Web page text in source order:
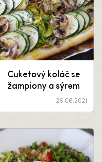
Cuketový koláč se
žampiony a sýrem
26.06.2021